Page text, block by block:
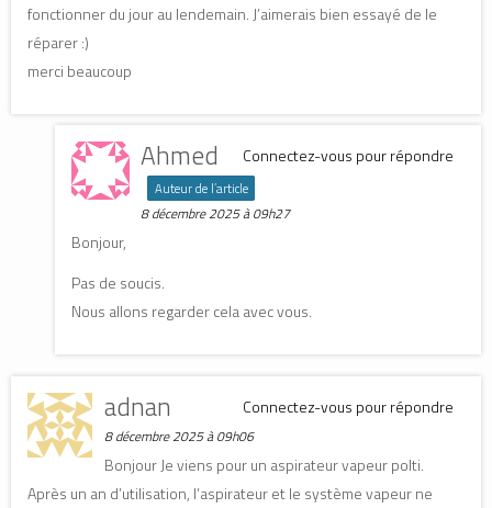
fonctionner du jour au lendemain. J’aimerais bien essayé de le
réparer :)
merci beaucoup
Connectez-vous pour répondre
Ahmed
Auteur de l’article
8 décembre 2025 à 09h27
Bonjour,
Pas de soucis.
Nous allons regarder cela avec vous.
Connectez-vous pour répondre
adnan
8 décembre 2025 à 09h06
Bonjour Je viens pour un aspirateur vapeur polti.
Après un an d’utilisation, l’aspirateur et le système vapeur ne